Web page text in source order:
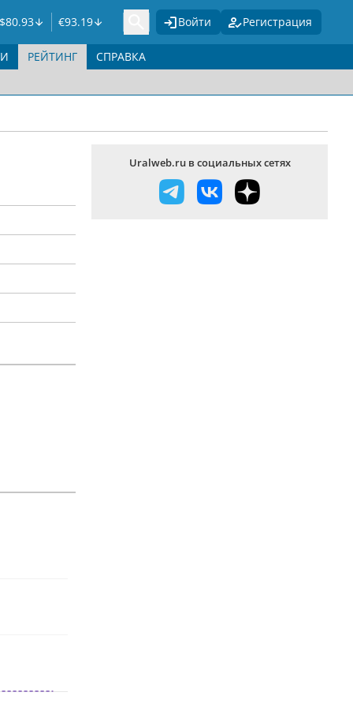
$80.93 €93.19 Войти Регистрация
РЕЙТИНГ
СПРАВКА
Uralweb.ru в социальных сетях